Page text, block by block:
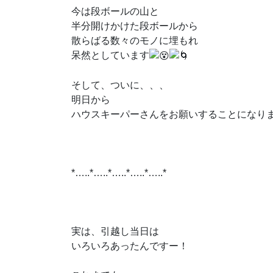
今は段ボールの山と
半分開けかけた段ボールから
散らばる数々のモノに埋もれ
呆然としています
そして、ついに、、、
明日から
ハウスキーパーさんをお願いすることになり
*…..*…..*…..*…..*…..*
実は、引越し当日は
いろいろあったんですー！